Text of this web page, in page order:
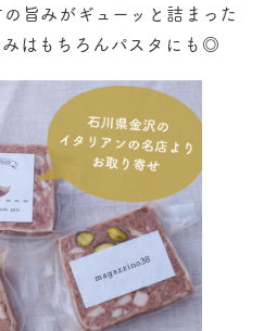
旨みがギューッと詰まった
はもちろんパスタにも◎